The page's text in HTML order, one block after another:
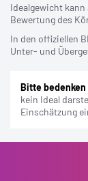
Idealgewicht
Bewertung des
In den offiziellen
Unter- und
Bitte bedenken
kein Ideal
Einschätzung